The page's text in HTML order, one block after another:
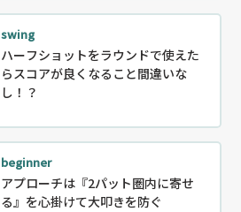
swing
ハーフショットをラウンドで使えた
らスコアが良くなること間違いな
し！？
beginner
アプローチは『2パット圏内に寄せ
る』を心掛けて大叩きを防ぐ